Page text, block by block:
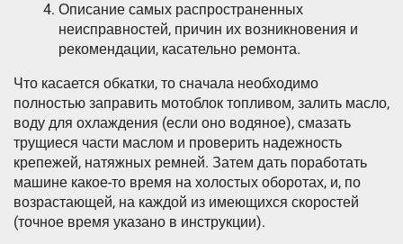
Описание самых распространенных
неисправностей, причин их возникновения и
рекомендации, касательно ремонта.
Что касается обкатки, то сначала необходимо
полностью заправить мотоблок топливом, залить масло,
воду для охлаждения (если оно водяное), смазать
трущиеся части маслом и проверить надежность
крепежей, натяжных ремней. Затем дать поработать
машине какое-то время на холостых оборотах, и, по
возрастающей, на каждой из имеющихся скоростей
(точное время указано в инструкции).